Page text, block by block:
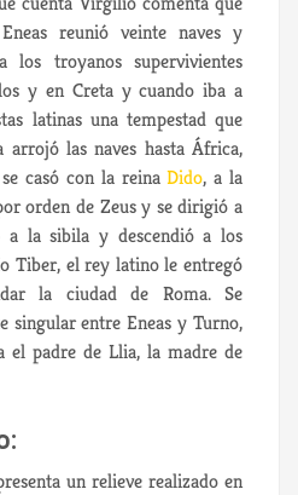
reunió veinte naves y
los troyanos supervivientes
y en Creta y cuando iba a
latinas una tempestad que
las naves hasta África,
casó con la reinaDido, a la
orden de Zeus y se dirigió a
a la sibila y descendió a los
Tiber, el rey latino le entregó
la ciudad de Roma. Se
singular entre Eneas y Turno,
el padre de Llia, la madre de
un relieve realizado en